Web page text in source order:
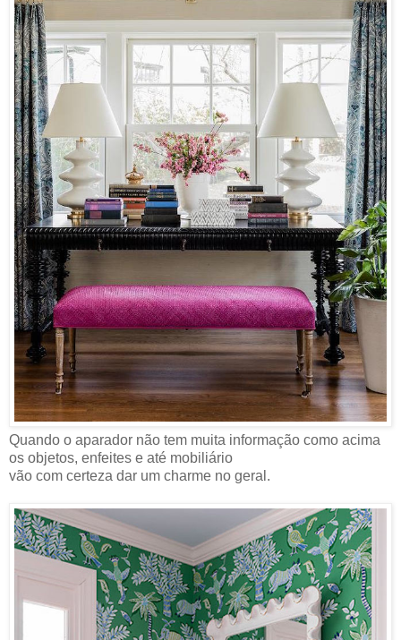
Quando o aparador não tem muita informação como acima
os objetos, enfeites e até mobiliário
vão com certeza dar um charme no geral.